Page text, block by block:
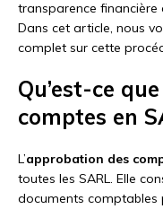
transparence financière
Dans cet article, nous
complet sur cette
Qu’est-ce
comptes en
L’approbation des
toutes les SARL. Elle
documents comptables